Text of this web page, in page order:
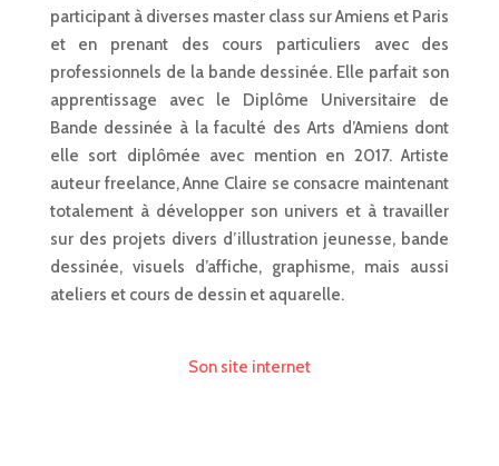
participant à diverses master class sur Amiens et Paris
et en prenant des cours particuliers avec des
professionnels de la bande dessinée. Elle parfait son
apprentissage avec le Diplôme Universitaire de
Bande dessinée à la faculté des Arts d’Amiens dont
elle sort diplômée avec mention en 2017. Artiste
auteur freelance, Anne Claire se consacre maintenant
totalement à développer son univers et à travailler
sur des projets divers d’illustration jeunesse, bande
dessinée, visuels d’affiche, graphisme, mais aussi
ateliers et cours de dessin et aquarelle.
Son site internet